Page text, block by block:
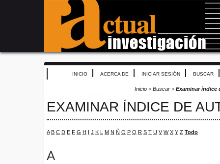
INICIO ACERCA DE INICIAR SESIÓN BUSCAR
Inicio > Buscar > Examinar índice
EXAMINAR ÍNDICE DE
A B C D E F G H I J K L M N Ñ O P Q R S T U V W X Y Z Todo
A